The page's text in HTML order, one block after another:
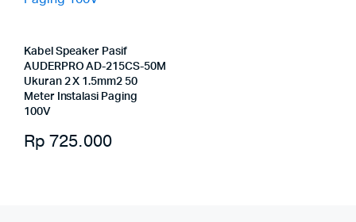
Kabel Speaker Pasif
AUDERPRO AD-215CS-50M
Ukuran 2 X 1.5mm2 50
Meter Instalasi Paging
100V
Rp 725.000